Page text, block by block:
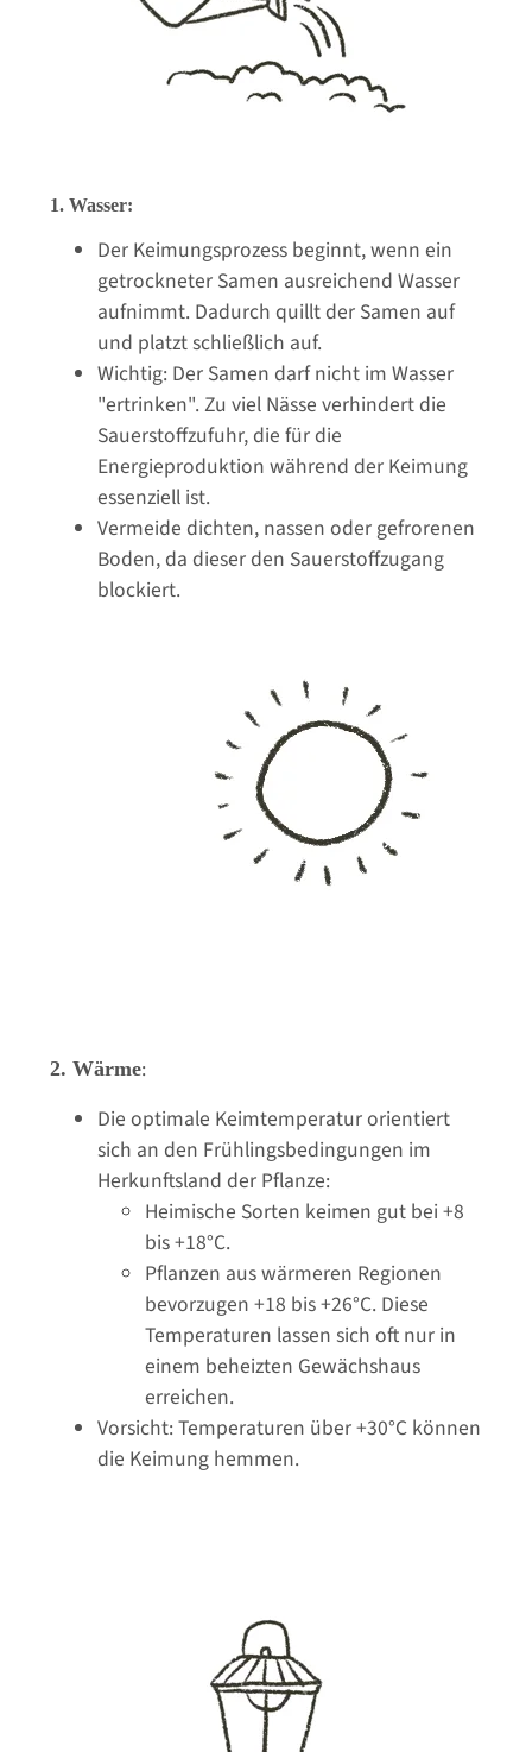
1. Wasser:
Der Keimungsprozess beginnt, wenn ein
getrockneter Samen ausreichend Wasser
aufnimmt. Dadurch quillt der Samen auf
und platzt schließlich auf.
Wichtig: Der Samen darf nicht im Wasser
"ertrinken". Zu viel Nässe verhindert die
Sauerstoffzufuhr, die für die
Energieproduktion während der Keimung
essenziell ist.
Vermeide dichten, nassen oder gefrorenen
Boden, da dieser den Sauerstoffzugang
blockiert.
2. Wärme:
Die optimale Keimtemperatur orientiert
sich an den Frühlingsbedingungen im
Herkunftsland der Pflanze:
Heimische Sorten keimen gut bei +8
bis +18°C.
Pflanzen aus wärmeren Regionen
bevorzugen +18 bis +26°C. Diese
Temperaturen lassen sich oft nur in
einem beheizten Gewächshaus
erreichen.
Vorsicht: Temperaturen über +30°C können
die Keimung hemmen.